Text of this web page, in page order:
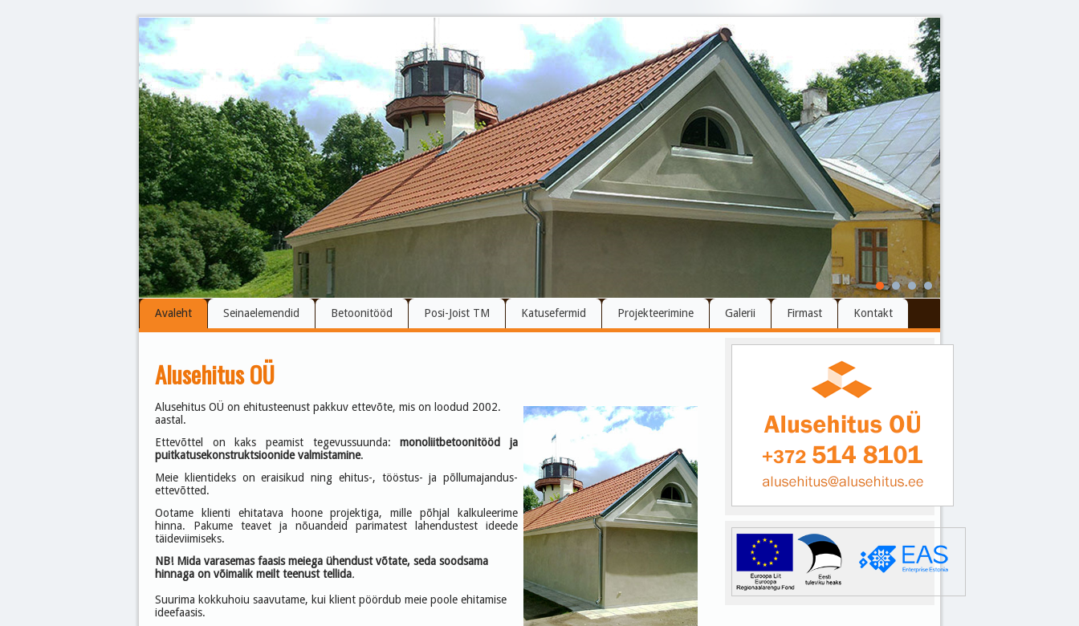
Avaleht Seinaelemendid Betoonitööd Posi-Joist TM Katusefermid Projekteerimine Galerii Firmast Kontakt
Alusehitus OÜ
Alusehitus OÜ on ehitusteenust pakkuv ettevõte, mis on loodud 2002.
aastal.
Ettevõttel on kaks peamist tegevussuunda:monoliitbetoonitööd ja
puitkatusekonstruktsioonide valmistamine.
Meie klientideks on eraisikud ning ehitus-, tööstus- ja põllumajandus-
ettevõtted.
Ootame klienti ehitatava hoone projektiga, mille põhjal kalkuleerime
hinna. Pakume teavet ja nõuandeid parimatest lahendustest ideede
täideviimiseks.
NB! Mida varasemas faasis meiega ühendust võtate, seda soodsama
hinnaga on võimalik meilt teenust tellida.
Suurima kokkuhoiu saavutame, kui klient pöördub meie poole ehitamise
ideefaasis.